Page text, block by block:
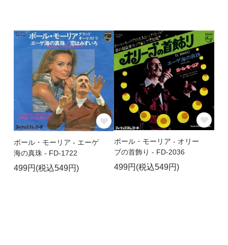
ポール・モーリア - エーゲ
海の真珠 - FD-1722
499円(税込549円)
ポール・モーリア - オリー
ブの首飾り - FD-2036
499円(税込549円)